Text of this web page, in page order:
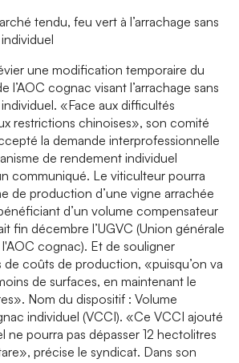
tendu, feu vert à l’arrachage sans
une modification temporaire du
l’AOC cognac visant l’arrachage sans
«Face aux difficultés
restrictions chinoises», son comité
la demande interprofessionnelle
de rendement individuel
communiqué. Le viticulteur pourra
de production d’une vigne arrachée
d’un volume compensateur
fin décembre l’UGVC (Union générale
cognac). Et de souligner
de coûts de production, «puisqu’on va
de surfaces, en maintenant le
Nom du dispositif : Volume
individuel (VCCI). «Ce VCCI ajouté
ne pourra pas dépasser 12 hectolitres
précise le syndicat. Dans son